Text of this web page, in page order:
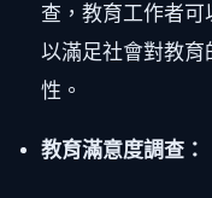
查，教育工作者可
以滿足社會對教
性。
教育滿意度調查：